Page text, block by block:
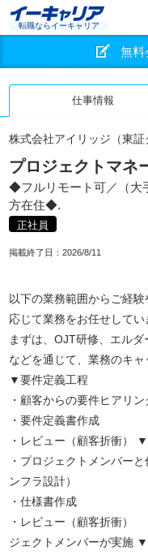
転職ならイーキャリア
無料
仕事情報
株式会社アイリッジ（東証
プロジェクトマネ
◆フルリモート可／（大
方在住◆.
正社員
掲載終了日： 2026/8/11
以下の業務範囲からご経
応じて業務をお任せしてい
まずは、OJT研修、エル
などを通じて、業務のキャ
▼要件定義工程
・顧客からの要件ヒアリン
・要件定義書作成
・レビュー（顧客折衝）
・プロジェクトメンバー
ンフラ設計）
・仕様書作成
・レビュー（顧客折衝）
ジェクトメンバーが実施